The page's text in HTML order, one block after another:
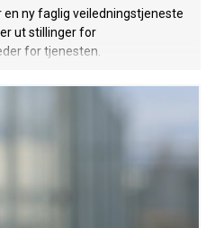
ny faglig veiledningstjeneste
ut stillinger for
for tjenesten.